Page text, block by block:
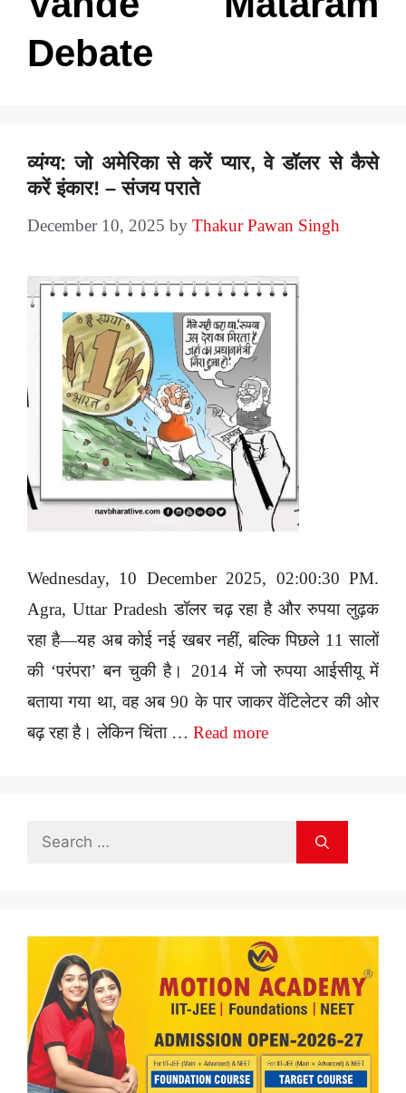
Debate
व्यंग्य: जो अमेरिका से करें प्यार, वे डॉलर से कैसे
करें इंकार! – संजय पराते
December 10, 2025 by Thakur Pawan Singh
Wednesday, 10 December 2025, 02:00:30 PM.
Agra, Uttar Pradesh डॉलर चढ़ रहा है और रुपया लुढ़क
रहा है—यह अब कोई नई खबर नहीं, बल्कि पिछले 11 सालों
की ‘परंपरा’ बन चुकी है। 2014 में जो रुपया आईसीयू में
बताया गया था, वह अब 90 के पार जाकर वेंटिलेटर की ओर
बढ़ रहा है। लेकिन चिंता … Read more
Search